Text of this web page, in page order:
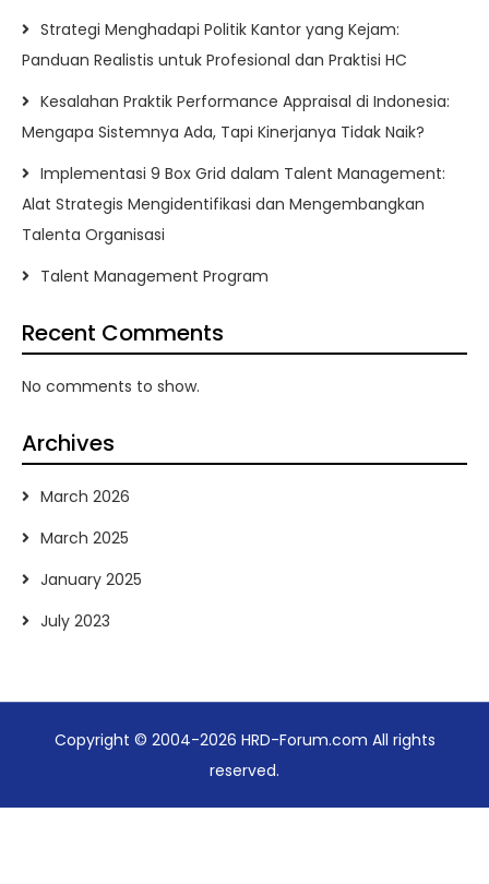
Strategi Menghadapi Politik Kantor yang Kejam:
Panduan Realistis untuk Profesional dan Praktisi HC
Kesalahan Praktik Performance Appraisal di Indonesia:
Mengapa Sistemnya Ada, Tapi Kinerjanya Tidak Naik?
Implementasi 9 Box Grid dalam Talent Management:
Alat Strategis Mengidentifikasi dan Mengembangkan
Talenta Organisasi
Talent Management Program
Recent Comments
No comments to show.
Archives
March 2026
March 2025
January 2025
July 2023
Copyright © 2004-2026 HRD-Forum.com All rights
reserved.